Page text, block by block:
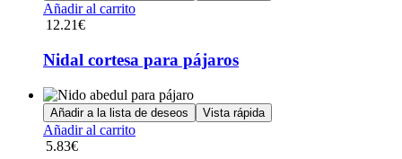
Añadir al carrito
12.21€
Nidal cortesa para pájaros
Añadir a la lista de deseos Vista rápida
Añadir al carrito
5.83€